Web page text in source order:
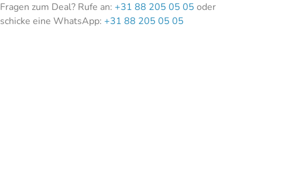
Fragen zum Deal? Rufe an:+31 88 205 05 05 oder
schicke eine WhatsApp:+31 88 205 05 05